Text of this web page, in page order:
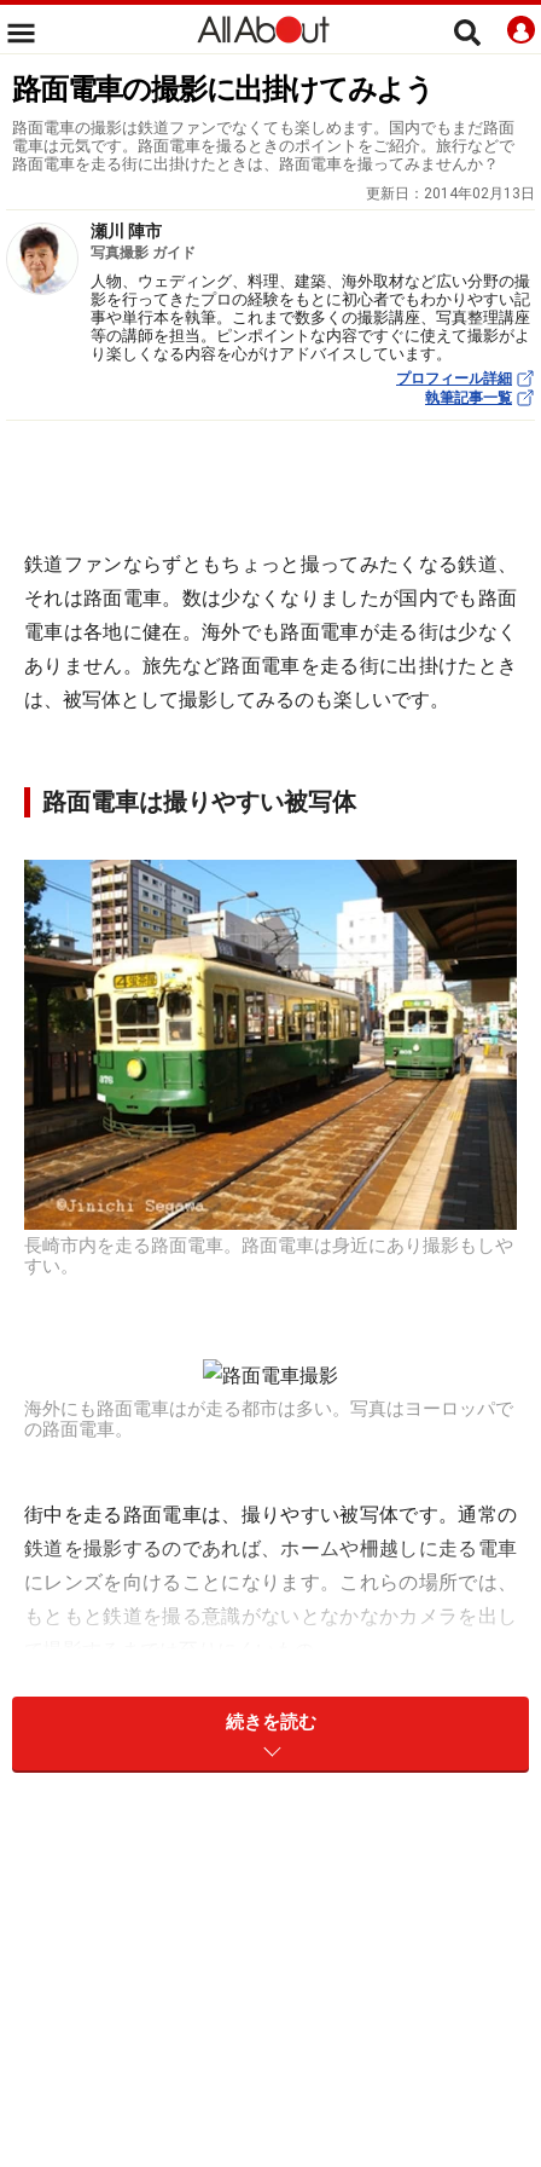
路面電車の撮影に出掛けてみよう
路面電車の撮影は鉄道ファンでなくても楽しめます。国内でもまだ路面
電車は元気です。路面電車を撮るときのポイントをご紹介。旅行などで
路面電車を走る街に出掛けたときは、路面電車を撮ってみませんか？
更新日： 2014年02月13日
瀬川 陣市
写真撮影 ガイド
人物、ウェディング、料理、建築、海外取材など広い分野の撮
影を行ってきたプロの経験をもとに初心者でもわかりやすい記
事や単行本を執筆。これまで数多くの撮影講座、写真整理講座
等の講師を担当。ピンポイントな内容ですぐに使えて撮影がよ
り楽しくなる内容を心がけアドバイスしています。
プロフィール詳細
執筆記事一覧
鉄道ファンならずともちょっと撮ってみたくなる鉄道、
それは路面電車。数は少なくなりましたが国内でも路面
電車は各地に健在。海外でも路面電車が走る街は少なく
ありません。旅先など路面電車を走る街に出掛けたとき
は、被写体として撮影してみるのも楽しいです。
路面電車は撮りやすい被写体
長崎市内を走る路面電車。路面電車は身近にあり撮影もしや
すい。
海外にも路面電車はが走る都市は多い。写真はヨーロッパで
の路面電車。
街中を走る路面電車は、撮りやすい被写体です。通常の
鉄道を撮影するのであれば、ホームや柵越しに走る電車
にレンズを向けることになります。これらの場所では、
もともと鉄道を撮る意識がないとなかなかカメラを出し
その点、路面電車は街中で見かけたときに撮れるところ
が身近であり、撮ってみたくなる存在です。
続きを読む